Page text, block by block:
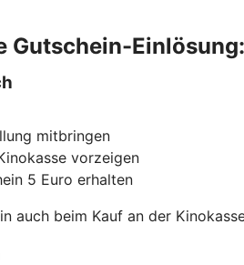
Gutschein-Einlösung:
mitbringen
vorzeigen
5 Euro erhalten
auch beim Kauf an der